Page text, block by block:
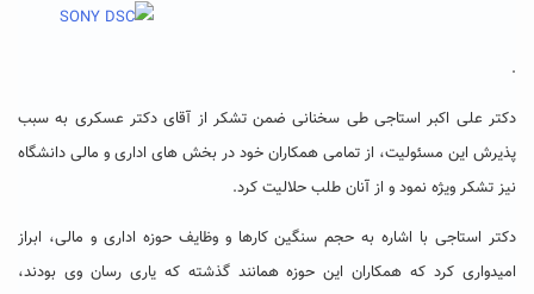
.
دکتر علی اکبر استاجی طی سخنانی ضمن تشکر از آقای دکتر عسکری به سبب
پذیرش این مسئولیت، از تمامی همکاران خود در بخش های اداری و مالی دانشگاه
نیز تشکر ویژه نمود و از آنان طلب حلالیت کرد.
دکتر استاجی با اشاره به حجم سنگین کارها و وظایف حوزه اداری و مالی، ابراز
امیدواری کرد که همکاران این حوزه همانند گذشته که یاری رسان وی بودند،